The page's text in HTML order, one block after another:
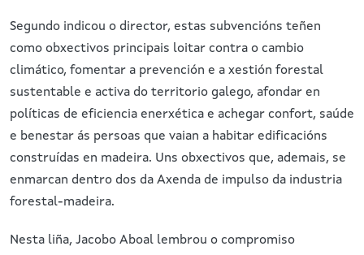
Segundo indicou o director, estas subvencións teñen
como obxectivos principais loitar contra o cambio
climático, fomentar a prevención e a xestión forestal
sustentable e activa do territorio galego, afondar en
políticas de eficiencia enerxética e achegar confort, saúde
e benestar ás persoas que vaian a habitar edificacións
construídas en madeira. Uns obxectivos que, ademais, se
enmarcan dentro dos da Axenda de impulso da industria
forestal-madeira.
Nesta liña, Jacobo Aboal lembrou o compromiso